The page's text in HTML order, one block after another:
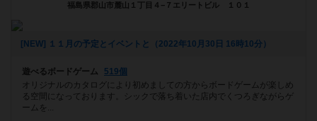
福島県郡山市麓山１丁目４−７エリートビル １０１
[NEW] １１月の予定とイベントと（2022年10月30日 16時10分）
遊べるボードゲーム
519個
オリジナルのカタログにより初めましての方からボードゲームが楽しめ
る空間になっております。シックで落ち着いた店内でくつろぎながらゲ
ームを...